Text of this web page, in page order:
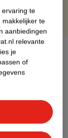
te
te
aanbiedingen
relevante
je
of